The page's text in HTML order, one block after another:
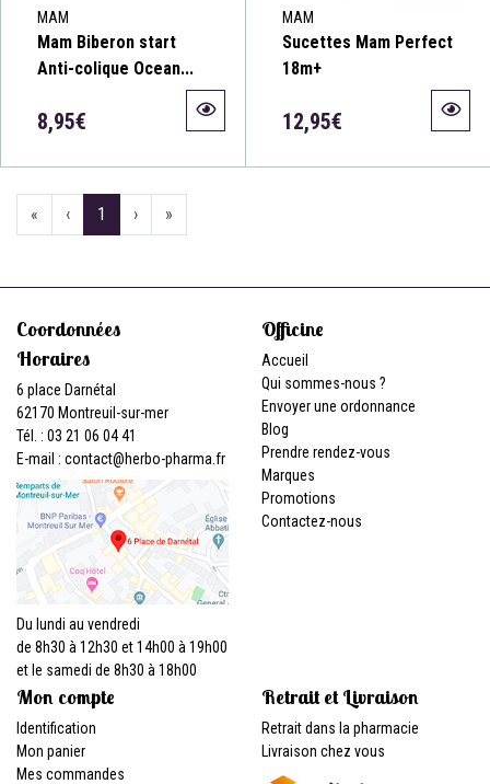
MAM
Mam Biberon start
Anti-colique Ocean...
8,95€
MAM
Sucettes Mam Perfect
18m+
12,95€
« ‹ 1 › »
Coordonnées
Horaires
6 place Darnétal
62170 Montreuil-sur-mer
Tél. : 03 21 06 04 41
E-mail : contact@herbo-pharma.fr
Du lundi au vendredi
de 8h30 à 12h30 et 14h00 à 19h00
et le samedi de 8h30 à 18h00
Officine
Accueil
Qui sommes-nous ?
Envoyer une ordonnance
Blog
Prendre rendez-vous
Marques
Promotions
Contactez-nous
Mon compte
Identification
Mon panier
Mes commandes
Retrait et Livraison
Retrait dans la pharmacie
Livraison chez vous